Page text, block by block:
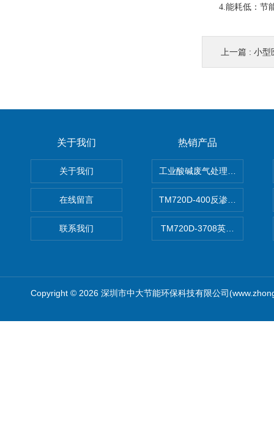
4.能耗低：节能
上一篇 : 小型
关于我们
关于我们
在线留言
联系我们
热销产品
工业酸碱废气处理设备
TM720D-400反渗透膜
TM720D-3708英寸低压反渗
Copyright © 2026 深圳市中大节能环保科技有限公司